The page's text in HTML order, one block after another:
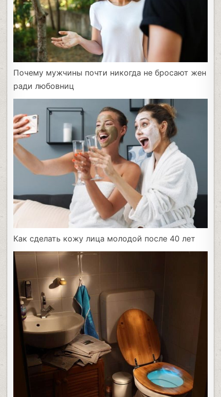
Почему мужчины почти никогда не бросают жен
ради любовниц
Как сделать кожу лица молодой после 40 лет